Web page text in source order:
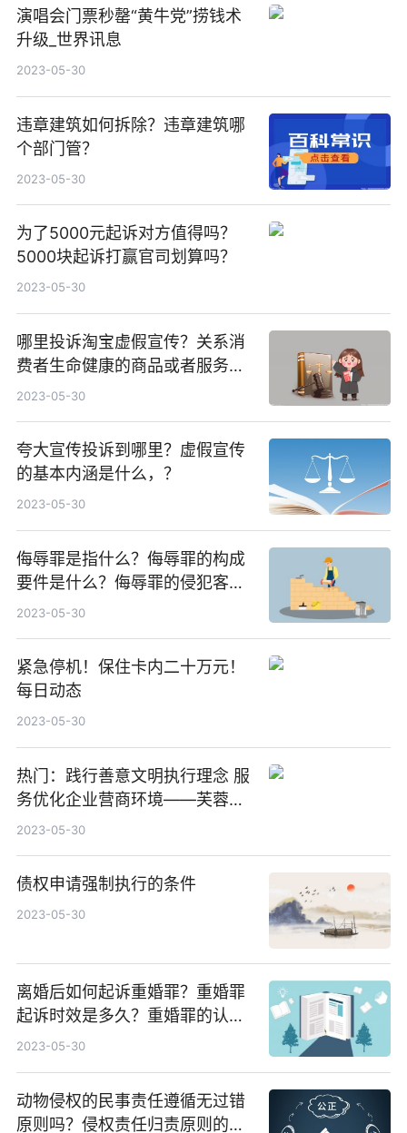
演唱会门票秒罄“黄牛党”捞钱术
升级_世界讯息
2023-05-30
违章建筑如何拆除？违章建筑哪
个部门管？
2023-05-30
为了5000元起诉对方值得吗？
5000块起诉打赢官司划算吗？
2023-05-30
哪里投诉淘宝虚假宣传？关系消
费者生命健康的商品或者服务的
虚假广告怎么办？
2023-05-30
夸大宣传投诉到哪里？虚假宣传
的基本内涵是什么，？
2023-05-30
侮辱罪是指什么？侮辱罪的构成
要件是什么？侮辱罪的侵犯客体
是怎么样的？
2023-05-30
紧急停机！保住卡内二十万元！
每日动态
2023-05-30
热门：践行善意文明执行理念 服
务优化企业营商环境——芙蓉区
法院执行和解一起涉企人身损害
2023-05-30
债权申请强制执行的条件
2023-05-30
离婚后如何起诉重婚罪？重婚罪
起诉时效是多久？重婚罪的认定
需要满足哪些条件？
2023-05-30
动物侵权的民事责任遵循无过错
原则吗？侵权责任归责原则的分